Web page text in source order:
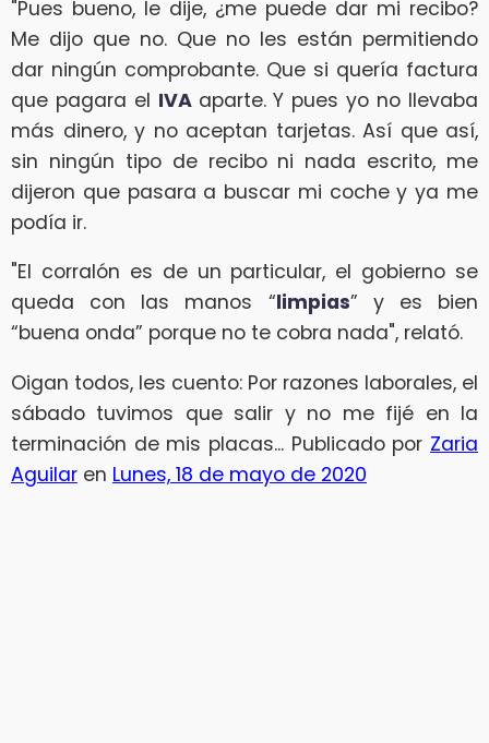
"Pues bueno, le dije, ¿me puede dar mi recibo?
Me dijo que no. Que no les están permitiendo
dar ningún comprobante. Que si quería factura
que pagara el IVA aparte. Y pues yo no llevaba
más dinero, y no aceptan tarjetas. Así que así,
sin ningún tipo de recibo ni nada escrito, me
dijeron que pasara a buscar mi coche y ya me
podía ir.
"El corralón es de un particular, el gobierno se
queda con las manos “limpias” y es bien
“buena onda” porque no te cobra nada", relató.
Oigan todos, les cuento: Por razones laborales, el
sábado tuvimos que salir y no me fijé en la
terminación de mis placas... Publicado por Zaria
Aguilar en Lunes, 18 de mayo de 2020